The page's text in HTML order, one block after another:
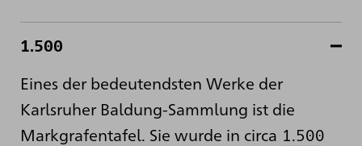
1.500
Eines der bedeutendsten Werke der
Karlsruher Baldung-Sammlung ist die
Markgrafentafel. Sie wurde in circa 1.500